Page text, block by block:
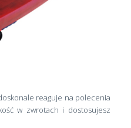
reaguje na polecenia
w zwrotach i dostosujesz